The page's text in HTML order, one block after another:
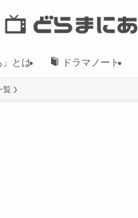
」とは ドラマノート
覧